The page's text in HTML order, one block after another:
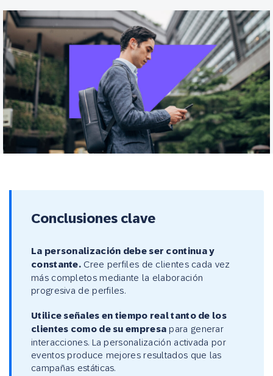
Conclusiones clave
La personalización debe ser continua y
constante. Cree perfiles de clientes cada vez
más completos mediante la elaboración
progresiva de perfiles.
Utilice señales en tiempo real tanto de los
clientes como de su empresa para generar
interacciones. La personalización activada por
eventos produce mejores resultados que las
campañas estáticas.